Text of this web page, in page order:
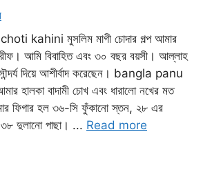
kahini মুসলিম মাগী চোদার গল্প আমার
আমি বিবাহিত এবং ৩০ বছর বয়সী। আল্লাহ
দিয়ে আশীর্বাদ করেছেন। bangla panu
বাদামী চোখ এবং ধারালো নখের মত
ফিগার হল ৩৬-সি ফুঁকানো স্তন, ২৮ এর
৩৮ দুলানো পাছা। ... Read more